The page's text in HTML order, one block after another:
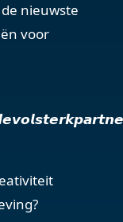
nieuwste
voor